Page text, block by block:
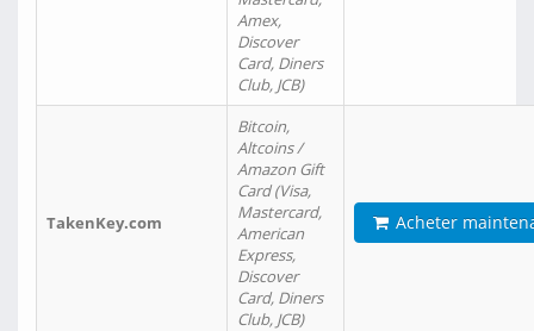
Amex,
Discover
Card, Diners
Club, JCB)
TakenKey.com
Bitcoin,
Altcoins /
Amazon Gift
Card (Visa,
Mastercard,
American
Express,
Discover
Card, Diners
Club, JCB)
Acheter